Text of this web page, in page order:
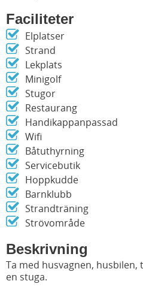
Faciliteter
Elplatser
Strand
Lekplats
Minigolf
Stugor
Restaurang
Handikappanpassad
Wifi
Båtuthyrning
Servicebutik
Hoppkudde
Barnklubb
Strandträning
Strövområde
Beskrivning
Ta med husvagnen,
en stuga.